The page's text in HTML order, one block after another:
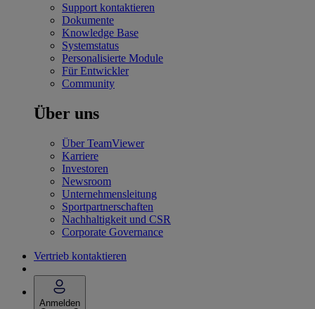
Support kontaktieren
Dokumente
Knowledge Base
Systemstatus
Personalisierte Module
Für Entwickler
Community
Über uns
Über TeamViewer
Karriere
Investoren
Newsroom
Unternehmensleitung
Sportpartnerschaften
Nachhaltigkeit und CSR
Corporate Governance
Vertrieb kontaktieren
Anmelden